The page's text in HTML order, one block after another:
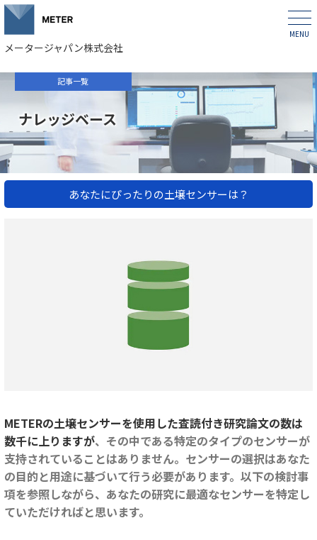
メータージャパン株式会社
記事一覧
ナレッジベース
あなたにぴったりの土壌センサーは？
METERの土壌センサーを使用した査読付き研究論文の数は
数千に上りますが、その中である特定のタイプのセンサーが
支持されていることはありません。センサーの選択はあなた
の目的と用途に基づいて行う必要があります。以下の検討事
項を参照しながら、あなたの研究に最適なセンサーを特定し
ていただければと思います。